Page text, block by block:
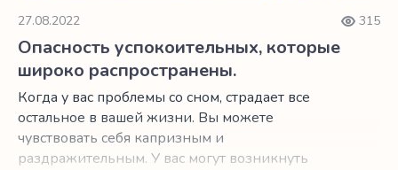
27.08.2022 315
Опасность успокоительных, которые
широко распространены.
Когда у вас проблемы со сном, страдает все
остальное в вашей жизни. Вы можете
чувствовать себя капризным и
раздражительным. У вас могут возникнуть